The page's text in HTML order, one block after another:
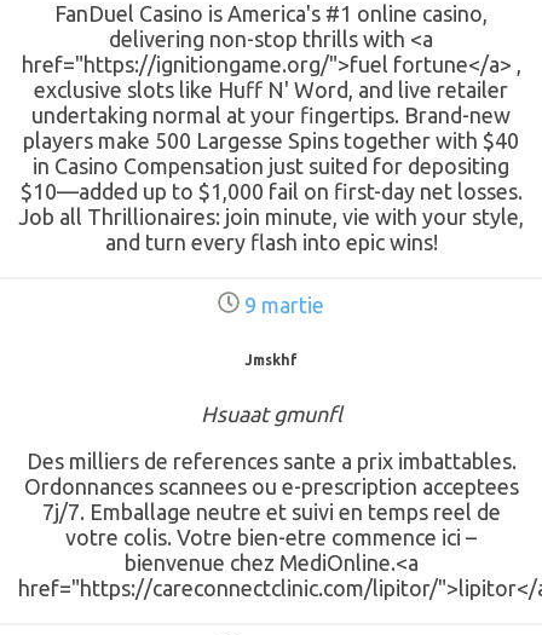
FanDuel Casino is America's #1 online casino,
delivering non-stop thrills with <a
href="https://ignitiongame.org/">fuel fortune</a> ,
exclusive slots like Huff N' Word, and live retailer
undertaking normal at your fingertips. Brand-new
players make 500 Largesse Spins together with $40
in Casino Compensation just suited for depositing
$10—added up to $1,000 fail on first-day net losses.
Job all Thrillionaires: join minute, vie with your style,
and turn every flash into epic wins!
9 martie
Jmskhf
Hsuaat gmunfl
Des milliers de references sante a prix imbattables.
Ordonnances scannees ou e-prescription acceptees
7j/7. Emballage neutre et suivi en temps reel de
votre colis. Votre bien-etre commence ici –
bienvenue chez MediOnline.<a
href="https://careconnectclinic.com/lipitor/">lipitor</